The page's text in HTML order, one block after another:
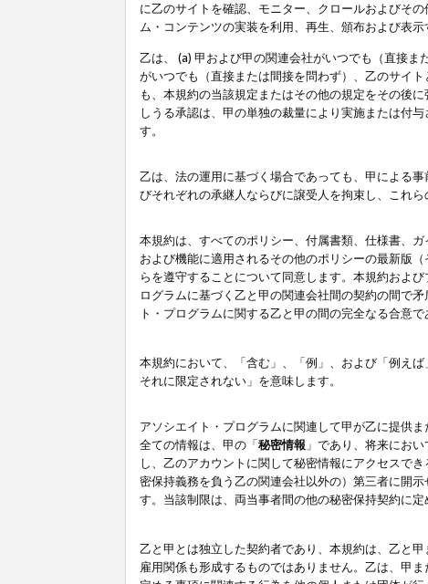
に乙のサイトを確認、モニター、クロールおよびそ
ム・コンテンツの実装を利用、再生、頒布および表
乙は、 (a) 甲および甲の関連会社がいつでも（直接
がいつでも（直接または間接を問わず）、乙のサイ
も、本規約の当該規定またはその他の規定をその後
しうる承認は、甲の単独の裁量により実施または付
す。
乙は、法の運用に基づく場合であっても、甲による
びそれぞれの承継人ならびに譲受人を拘束し、これ
本規約は、すべてのポリシー、付属書類、仕様書、
および機能に適用されるその他のポリシーの最新版
らを遵守することについて同意します。本規約およ
ログラムに基づく乙と甲の関連会社間の契約の間で
ト・プログラムに関する乙と甲の間の完全なる合意
本規約において、「含む」、「例」、および「例え
それに限定されない」を意味します。
アソシエイト・プログラムに関連して甲が乙に提供
全ての情報は、甲の「秘密情報 」であり、将来にお
し、乙のアカウントに関して秘密情報にアクセスで
密保持義務を負う乙の関連会社以外の）第三者に開
す。当該制限は、両当事者間の他の秘密保持契約に
乙と甲とは独立した契約者であり、本規約は、乙と
雇用関係も形成するものではありません。乙は、甲